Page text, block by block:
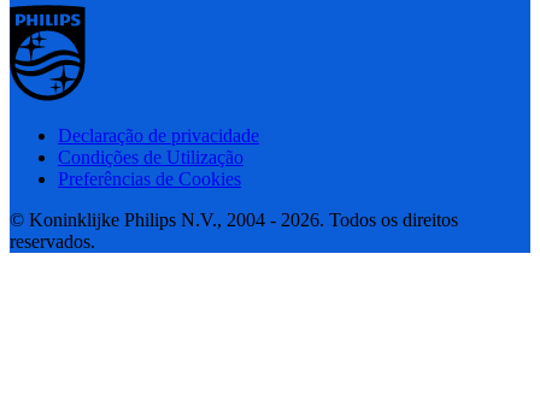
Declaração de privacidade
Condições de Utilização
Preferências de Cookies
© Koninklijke Philips N.V., 2004 - 2026. Todos os direitos
reservados.